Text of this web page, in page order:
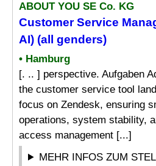
ABOUT YOU SE Co. KG
Customer Service
AI) (all genders)
• Hamburg
[. .. ] perspective. Aufgaben
the customer service tool
focus on Zendesk, ensuring
operations, system stability,
access management [...]
MEHR INFOS ZUM